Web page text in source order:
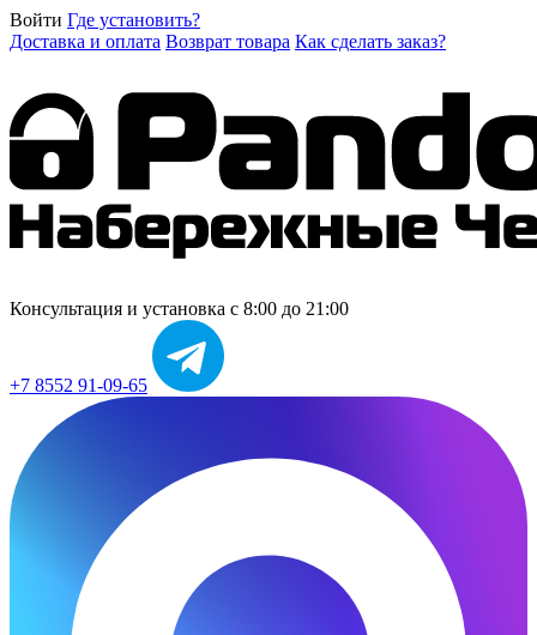
Войти Где установить?
Доставка и оплата Возврат товара Как сделать заказ?
Консультация и установка с 8:00 до 21:00
+7 8552 91-09-65